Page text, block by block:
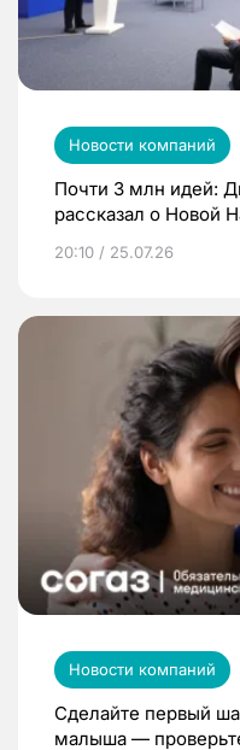
Новости компаний
Почти 3 млн идей:
рассказал о Новой
20:10 / 25.07.26
Новости компаний
Сделайте первый
малыша —